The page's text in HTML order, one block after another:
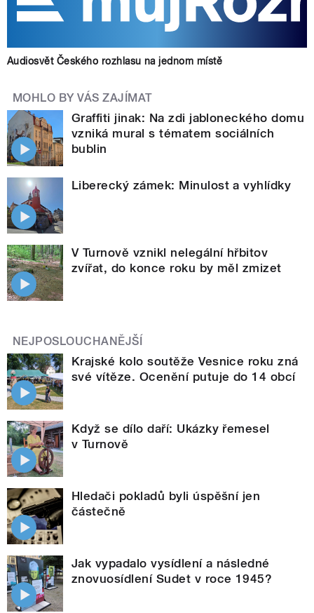
Audiosvět Českého rozhlasu na jednom místě
MOHLO BY VÁS ZAJÍMAT
Graffiti jinak: Na zdi jabloneckého domu
vzniká mural s tématem sociálních
bublin
Liberecký zámek: Minulost a vyhlídky
V Turnově vznikl nelegální hřbitov
zvířat, do konce roku by měl zmizet
NEJPOSLOUCHANĚJŠÍ
Krajské kolo soutěže Vesnice roku zná
své vítěze. Ocenění putuje do 14 obcí
Když se dílo daří: Ukázky řemesel
v Turnově
Hledači pokladů byli úspěšní jen
částečně
Jak vypadalo vysídlení a následné
znovuosídlení Sudet v roce 1945?